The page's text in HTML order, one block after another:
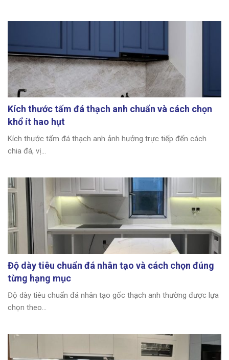
Kích thước tấm đá thạch anh chuẩn và cách chọn
khổ ít hao hụt
Kích thước tấm đá thạch anh ảnh hưởng trực tiếp đến cách
chia đá, vị...
Độ dày tiêu chuẩn đá nhân tạo và cách chọn đúng
từng hạng mục
Độ dày tiêu chuẩn đá nhân tạo gốc thạch anh thường được lựa
chọn theo...